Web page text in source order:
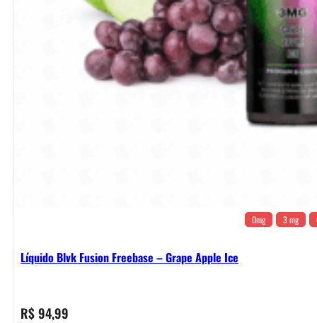
0mg 3 mg
Líquido Blvk Fusion Freebase – Grape Apple Ice
R$94,99